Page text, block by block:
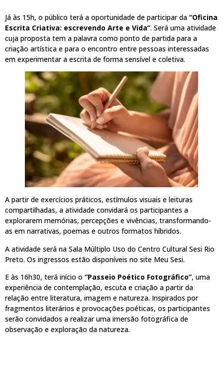
Já às 15h, o público terá a oportunidade de participar da “Oficina
Escrita Criativa: escrevendo Arte e Vida”. Será uma atividade
cuja proposta tem a palavra como ponto de partida para a
criação artística e para o encontro entre pessoas interessadas
em experimentar a escrita de forma sensível e coletiva.
A partir de exercícios práticos, estímulos visuais e leituras
compartilhadas, a atividade convidará os participantes a
explorarem memórias, percepções e vivências, transformando-
as em narrativas, poemas e outros formatos híbridos.
A atividade será na Sala Múltiplo Uso do Centro Cultural Sesi Rio
Preto. Os ingressos estão disponíveis no site Meu Sesi.
E às 16h30, terá início o “Passeio Poético Fotográfico”, uma
experiência de contemplação, escuta e criação a partir da
relação entre literatura, imagem e natureza. Inspirados por
fragmentos literários e provocações poéticas, os participantes
serão convidados a realizar uma imersão fotográfica de
observação e exploração da natureza.